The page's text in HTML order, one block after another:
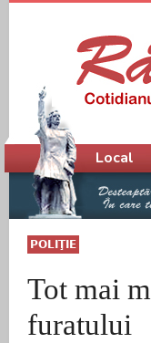
POLIŢIE
Tot mai
furatului
Meniu principal
Local